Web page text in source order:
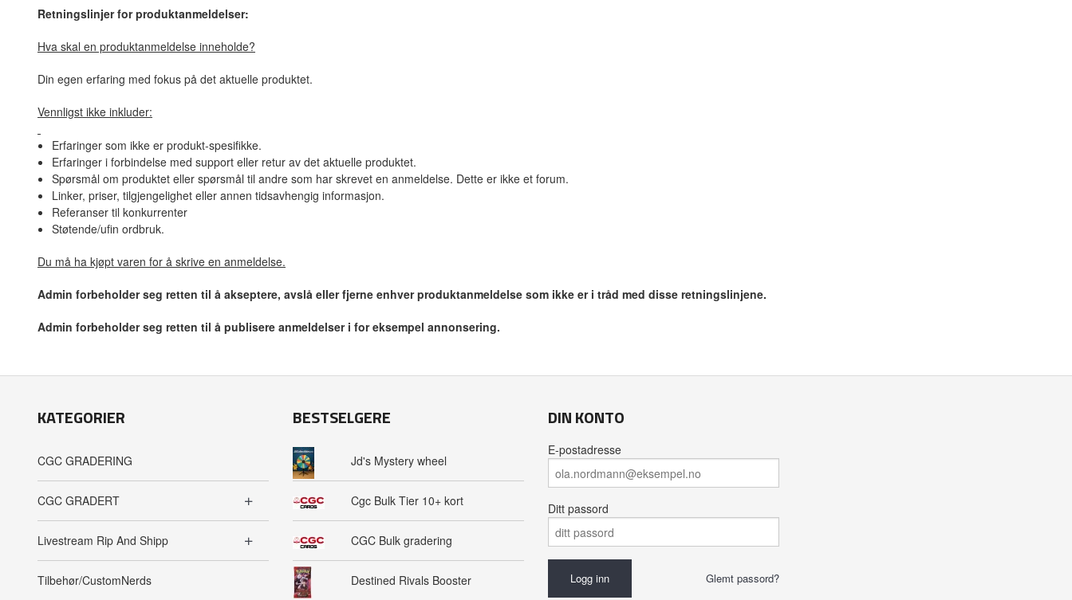
Retningslinjer for produktanmeldelser:
Hva skal en produktanmeldelse inneholde?
Din egen erfaring med fokus på det aktuelle produktet.
Vennligst ikke inkluder:
Erfaringer som ikke er produkt-spesifikke.
Erfaringer i forbindelse med support eller retur av det aktuelle produktet.
Spørsmål om produktet eller spørsmål til andre som har skrevet en anmeldelse. Dette er ikke et forum.
Linker, priser, tilgjengelighet eller annen tidsavhengig informasjon.
Referanser til konkurrenter
Støtende/ufin ordbruk.
Du må ha kjøpt varen for å skrive en anmeldelse.
Admin forbeholder seg retten til å akseptere, avslå eller fjerne enhver produktanmeldelse som ikke er i tråd med disse retningslinjene.
Admin forbeholder seg retten til å publisere anmeldelser i for eksempel annonsering.
KATEGORIER
CGC GRADERING
CGC GRADERT
Livestream Rip And Shipp
Tilbehør/CustomNerds
BESTSELGERE
Jd's Mystery wheel
Cgc Bulk Tier 10+ kort
CGC Bulk gradering
Destined Rivals Booster
DIN KONTO
E-postadresse
Ditt passord
Glemt passord?